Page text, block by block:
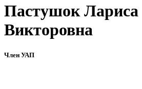
Пастушок Лариса
Викторовна
Член УАП